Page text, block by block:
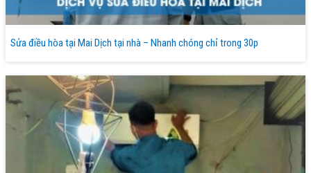
Sửa điều hòa tại Mai Dịch tại nhà – Nhanh chóng chỉ trong 30p